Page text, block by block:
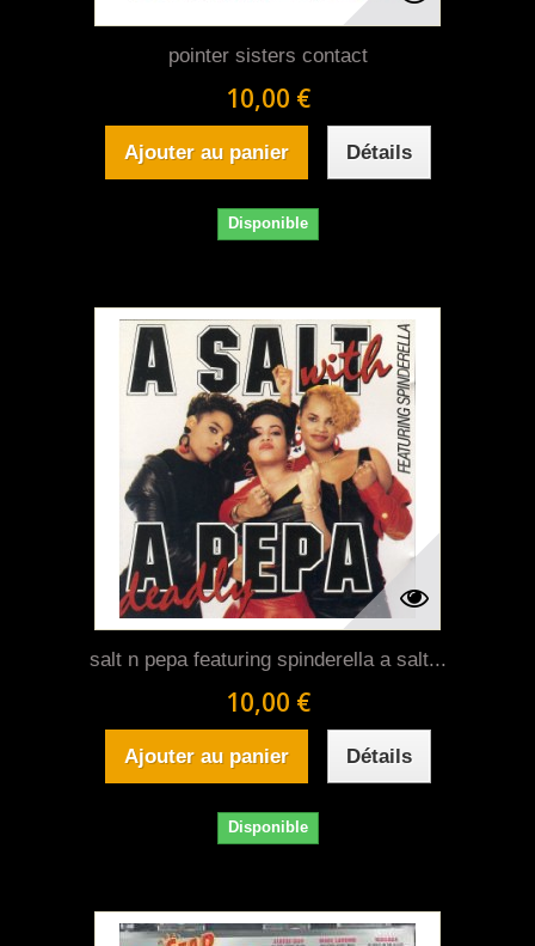
pointer sisters contact
10,00 €
Ajouter au panier Détails
Disponible
salt n pepa featuring spinderella a salt...
10,00 €
Ajouter au panier Détails
Disponible